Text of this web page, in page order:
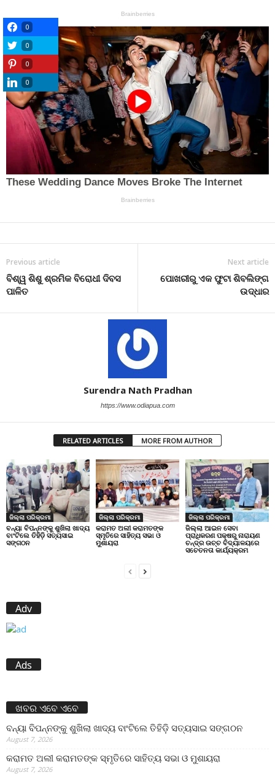
Previous article
ବିଶ୍ୱ ଶିଶୁ ଶ୍ରମିକ ବିରୋଧୀ ଦିବସ
ପାଳିତ
Next article
ପୋଖରୀରୁ ଏକ ଫୁଟା ଶିବଲିଙ୍ଗ
ଉଦ୍ଧାର
Surendra Nath Pradhan
https://www.odiapua.com
RELATED ARTICLES MORE FROM AUTHOR
ଜିଲ୍ଲା ପରିକ୍ରମା
ବନ୍ୟା ବିପନ୍ନଙ୍କୁ ଶୁଖିଲା ଖାଦ୍ୟ
ବାଂଟିଲେ ତିହିଡି଼ ସତ୍ୟସାଇ
ସଙ୍ଗଠନ
ଜିଲ୍ଲା ପରିକ୍ରମା
କରାମତ ଅଲୀ କରାମତଙ୍କ
ସ୍ମୃତିରେ ସାହିତ୍ୟ ସଭା ଓ
ମୁଶାୟରା
ଜିଲ୍ଲା ପରିକ୍ରମା
ଜିଲ୍ଲା ଆଇନ ସେବା
ପ୍ରାଧିକରଣ ପକ୍ଷରୁ ନାରାୟଣ
ଚନ୍ଦ୍ର ଉଚ୍ଚ ବିଦ୍ୟାଳୟରେ
ସଚେତନତା କାର୍ଯ୍ୟକ୍ରମ
Adv
Ads
ଖବର ଏବେ ଏବେ
ବନ୍ୟା ବିପନ୍ନଙ୍କୁ ଶୁଖିଲା ଖାଦ୍ୟ ବାଂଟିଲେ ତିହିଡି଼ ସତ୍ୟସାଇ ସଙ୍ଗଠନ
August 7, 2026
କରାମତ ଅଲୀ କରାମତଙ୍କ ସ୍ମୃତିରେ ସାହିତ୍ୟ ସଭା ଓ ମୁଶାୟରା
August 7, 2026
0
0
0
0